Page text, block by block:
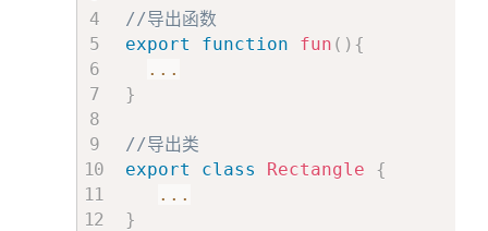
//导出函数
export
function fun ( ) {
...
}
//导出类
export
class Rectangle
{
...
}